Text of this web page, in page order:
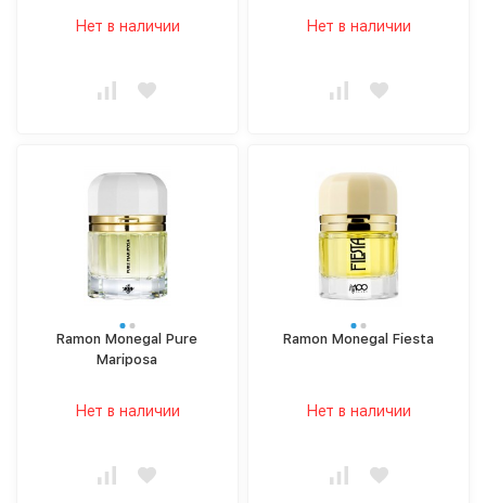
Нет в наличии Нет в наличии
Ramon Monegal Pure
Mariposa
Нет в наличии
Ramon Monegal Fiesta
Нет в наличии